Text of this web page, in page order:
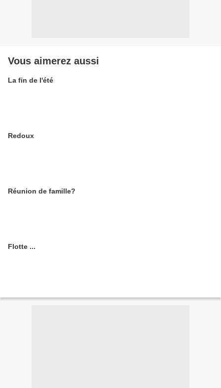
Vous aimerez aussi
La fin de l'été
Redoux
Réunion de famille?
Flotte ...